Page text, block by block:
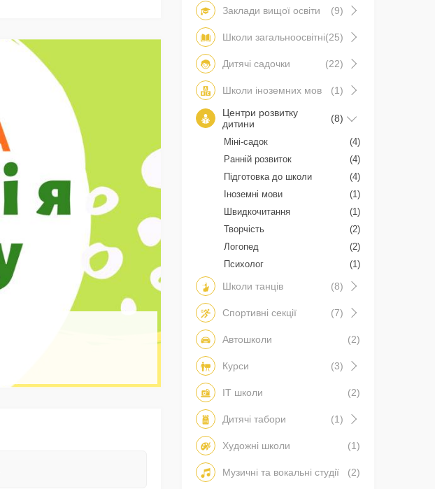
Заклади вищої освіти (9)
Школи загальноосвітні(25)
Дитячі садочки (22)
Школи іноземних мов
(1)
Центри розвитку
дитини
(8)
Міні-садок
(4)
Ранній розвиток
(4)
Підготовка до школи
(4)
Іноземні мови
(1)
Швидкочитання
(1)
Творчість
(2)
Логопед
(2)
Психолог
(1)
Школи танців (8)
Спортивні секції (7)
Автошколи (2)
Курси (3)
IT школи (2)
Дитячі табори (1)
Художні школи (1)
Музичні та вокальні студії (2)